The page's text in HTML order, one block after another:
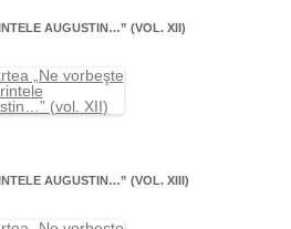
AUGUSTIN…” (VOL. XII)
AUGUSTIN…” (VOL. XIII)